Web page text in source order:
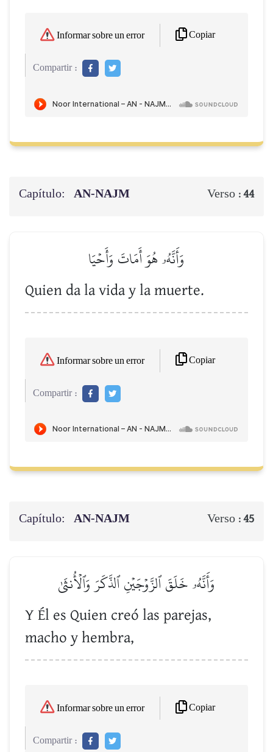
Informar sobre un error Copiar
Compartir :
Capítulo: AN-NAJM Verso :44
وَأَنَّهُۥ هُوَ أَمَاتَ وَأَحۡيَا
Quien da la vida y la muerte.
Informar sobre un error Copiar
Compartir :
Capítulo: AN-NAJM Verso :45
وَأَنَّهُۥ خَلَقَ ٱلزَّوۡجَيۡنِ ٱلذَّكَرَ وَٱلۡأُنثَىٰ
Y Él es Quien creó las parejas,
macho y hembra,
Informar sobre un error Copiar
Compartir :